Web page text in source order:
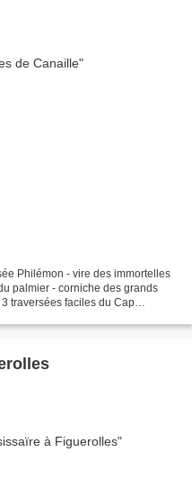
Philémon - vire des immortelles
palmier - corniche des grands
traversées faciles du Cap